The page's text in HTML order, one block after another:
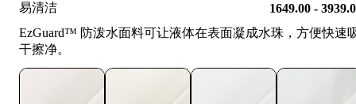
易清洁
1649.00 -
EzGuard™️ 防泼水面料可让液体在表面凝成水珠，方便快速
干擦净。